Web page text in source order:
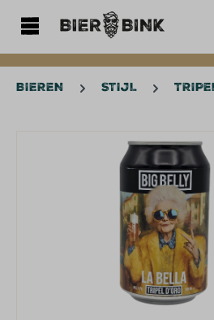
BIEREN STIJL
Afbeeldingengalerij overslaan